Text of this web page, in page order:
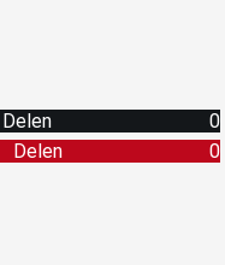
Delen
0
Delen
0